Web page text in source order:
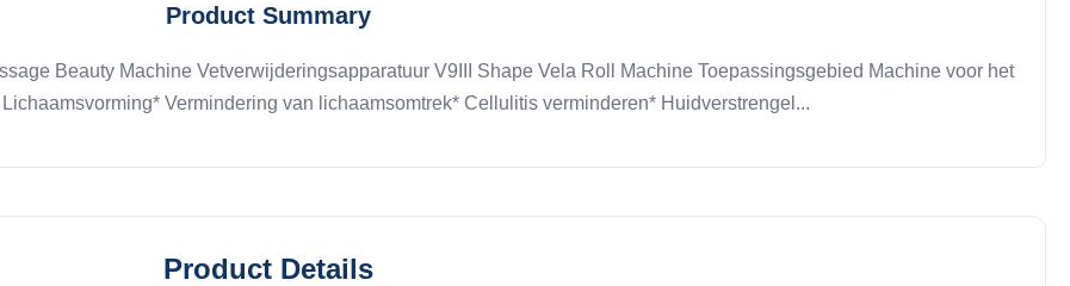
Product Summary
Beauty Machine Vetverwijderingsapparatuur V9III Shape Vela Roll Machine Toepassingsgebied Machine voor het
Vermindering van lichaamsomtrek* Cellulitis verminderen* Huidverstrengel...
Product Details